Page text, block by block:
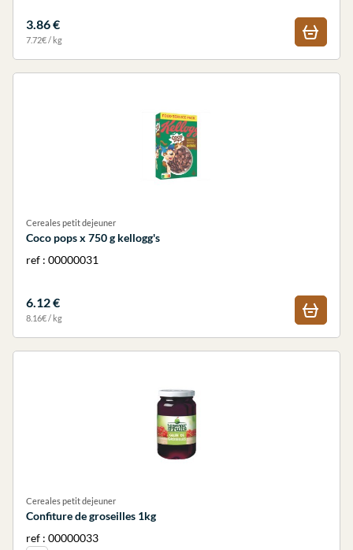
3.86 €
7.72€ / kg
Cereales petit dejeuner
Coco pops x 750 g kellogg's
ref : 00000031
6.12 €
8.16€ / kg
Cereales petit dejeuner
Confiture de groseilles 1kg
ref : 00000033